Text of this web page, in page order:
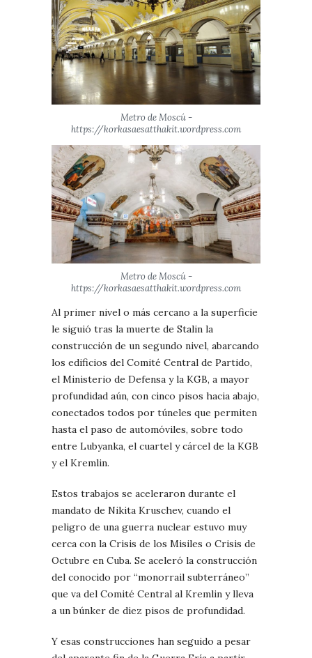
Metro de Moscú -
https://korkasaesatthakit.wordpress.com
Metro de Moscú -
https://korkasaesatthakit.wordpress.com
Al primer nivel o más cercano a la superficie
le siguió tras la muerte de Stalin la
construcción de un segundo nivel, abarcando
los edificios del Comité Central de Partido,
el Ministerio de Defensa y la KGB, a mayor
profundidad aún, con cinco pisos hacia abajo,
conectados todos por túneles que permiten
hasta el paso de automóviles, sobre todo
entre Lubyanka, el cuartel y cárcel de la KGB
y el Kremlin.
Estos trabajos se aceleraron durante el
mandato de Nikita Kruschev, cuando el
peligro de una guerra nuclear estuvo muy
cerca con la Crisis de los Misiles o Crisis de
Octubre en Cuba. Se aceleró la construcción
del conocido por “monorrail subterráneo”
que va del Comité Central al Kremlin y lleva
a un búnker de diez pisos de profundidad.
Y esas construcciones han seguido a pesar